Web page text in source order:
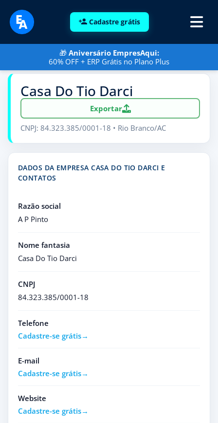
Cadastre grátis
🎁 Aniversário EmpresAqui:
60% OFF + ERP Grátis no Plano Plus
Casa Do Tio Darci
Exportar
CNPJ: 84.323.385/0001-18 • Rio Branco/AC
DADOS DA EMPRESA CASA DO TIO DARCI E
CONTATOS
Razão social
A P Pinto
Nome fantasia
Casa Do Tio Darci
CNPJ
84.323.385/0001-18
Telefone
Cadastre-se grátis
E-mail
Cadastre-se grátis
Website
Cadastre-se grátis